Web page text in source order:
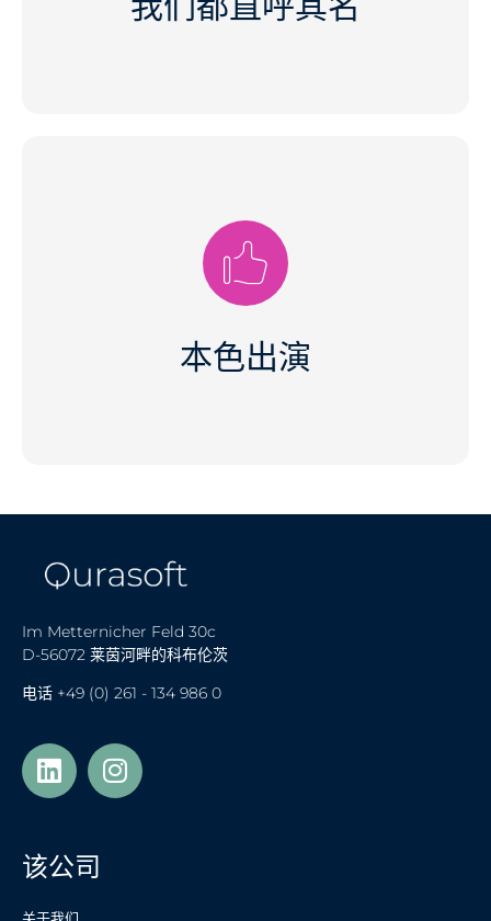
本色出演
穿着西装外套或新熨烫的衬衫去面试？乐意之至！但我
们不希望你这样。您可以穿着连帽衫、牛仔裤和运动鞋
Im Metternicher Feld 30c
D-56072 莱茵河畔的科布伦茨
电话 +49 (0) 261 - 134 986 0
该公司
关于我们